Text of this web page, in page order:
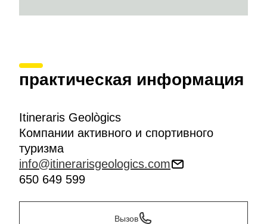
практическая информация
Itineraris Geològics
Компании активного и спортивного
туризма
info@itinerarisgeologics.com
650 649 599
Вызов